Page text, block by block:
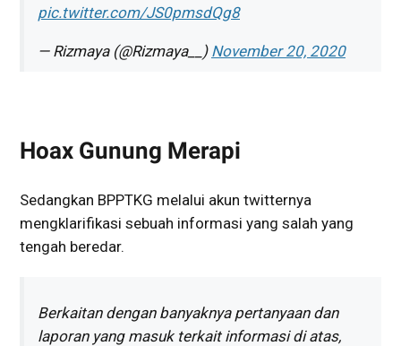
pic.twitter.com/JS0pmsdQg8
— Rizmaya (@Rizmaya__) November 20, 2020
Hoax Gunung Merapi
Sedangkan BPPTKG melalui akun twitternya
mengklarifikasi sebuah informasi yang salah yang
tengah beredar.
Berkaitan dengan banyaknya pertanyaan dan
laporan yang masuk terkait informasi di atas,